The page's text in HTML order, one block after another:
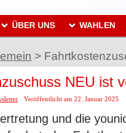
ÜBER UNS WAHLEN
>
NEU ist
Veröffentlicht am 22. Januar 2025
und die